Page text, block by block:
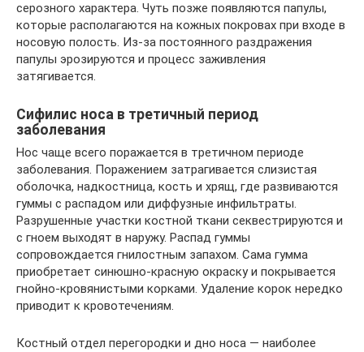
серозного характера. Чуть позже появляются папулы,
которые располагаются на кожных покровах при входе в
носовую полость. Из-за постоянного раздражения
папулы эрозируются и процесс заживления
затягивается.
Сифилис носа в третичный период
заболевания
Нос чаще всего поражается в третичном периоде
заболевания. Поражением затрагивается слизистая
оболочка, надкостница, кость и хрящ, где развиваются
гуммы с распадом или диффузные инфильтраты.
Разрушенные участки костной ткани секвестрируются и
с гноем выходят в наружу. Распад гуммы
сопровождается гнилостным запахом. Сама гумма
приобретает синюшно-красную окраску и покрывается
гнойно-кровянистыми корками. Удаление корок нередко
приводит к кровотечениям.
Костный отдел перегородки и дно носа — наиболее